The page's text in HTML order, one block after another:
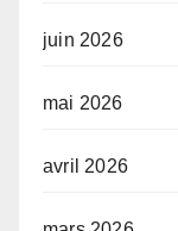
juin 2026
mai 2026
avril 2026